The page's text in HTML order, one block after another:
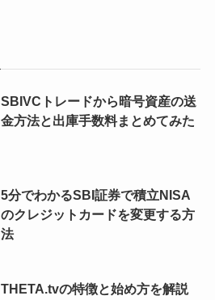
SBIVCトレードから暗号資産の送
金方法と出庫手数料まとめてみた
5分でわかるSBI証券で積立NISA
のクレジットカードを変更する方
法
THETA.tvの特徴と始め方を解説